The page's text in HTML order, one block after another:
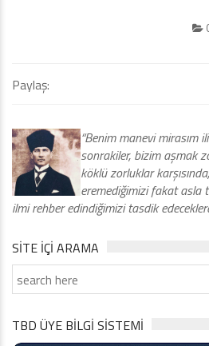
Paylaş:
“Benim manevi mirasım
sonrakiler, bizim aşmak
köklü zorluklar
eremediğimizi fakat asla
ilmi rehber edindiğimizi tasdik
SITE IÇI ARAMA
TBD ÜYE BİLGİ SİSTEMİ